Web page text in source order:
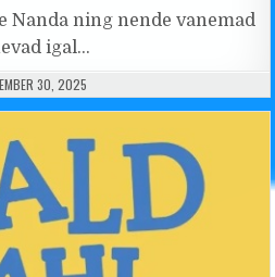
Nanda ning nende vanemad
igal…
DATE:
30, 2025